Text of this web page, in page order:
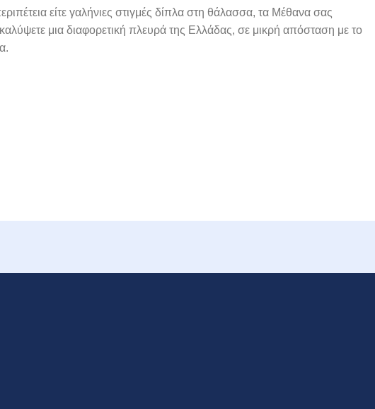
είτε γαλήνιες στιγμές δίπλα στη θάλασσα, τα Μέθανα σας
μια διαφορετική πλευρά της Ελλάδας, σε μικρή απόσταση με το